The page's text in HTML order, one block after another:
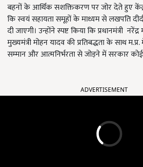
बहनों के आर्थिक सशक्तिकरण पर जोर देते हुए
कि स्वयं सहायता समूहों के माध्यम से लखपति
दी जाएगी। उन्होंने स्पष्ट किया कि प्रधानमंत्री
मुख्यमंत्री मोहन यादव की प्रतिबद्धता के साथ
सम्मान और आत्मनिर्भरता से जोड़ने में सरकार
ADVERTISEMENT